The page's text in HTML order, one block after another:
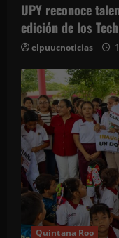
UPY reconoce
edición de los
elpuucnoticias
Quintana Roo